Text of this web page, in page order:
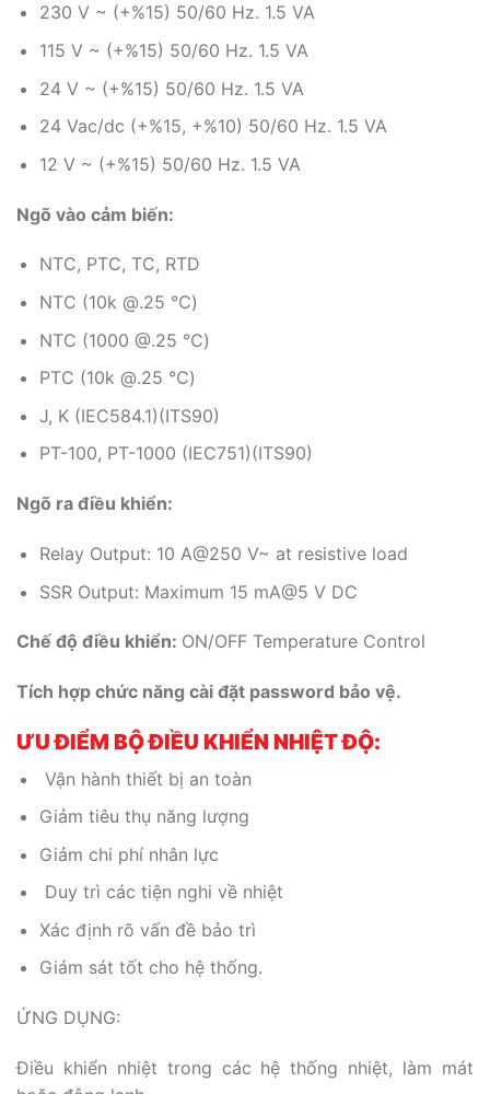
230 V ~ (+%15) 50/60 Hz. 1.5 VA
115 V ~ (+%15) 50/60 Hz. 1.5 VA
24 V ~ (+%15) 50/60 Hz. 1.5 VA
24 Vac/dc (+%15, +%10) 50/60 Hz. 1.5 VA
12 V ~ (+%15) 50/60 Hz. 1.5 VA
Ngõ vào cảm biến:
NTC, PTC, TC, RTD
NTC (10k @.25 ℃)
NTC (1000 @.25 ℃)
PTC (10k @.25 ℃)
J, K (IEC584.1)(ITS90)
PT-100, PT-1000 (IEC751)(ITS90)
Ngõ ra điều khiển:
Relay Output: 10 A@250 V~ at resistive load
SSR Output: Maximum 15 mA@5 V DC
Chế độ điều khiển: ON/OFF Temperature Control
Tích hợp chức năng cài đặt password bảo vệ.
ƯU ĐIỂM BỘ ĐIỀU KHIỂN NHIỆT ĐỘ:
Vận hành thiết bị an toàn
Giảm tiêu thụ năng lượng
Giảm chi phí nhân lực
Duy trì các tiện nghi về nhiệt
Xác định rõ vấn đề bảo trì
Giám sát tốt cho hệ thống.
ỨNG DỤNG:
Điều khiển nhiệt trong các hệ thống nhiệt, làm mát